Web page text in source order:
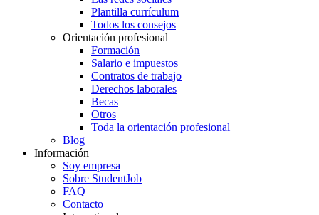
Plantilla currículum
Todos los consejos
Orientación profesional
Formación
Salario e impuestos
Contratos de trabajo
Derechos laborales
Becas
Otros
Toda la orientación profesional
Blog
Información
Soy empresa
Sobre StudentJob
FAQ
Contacto